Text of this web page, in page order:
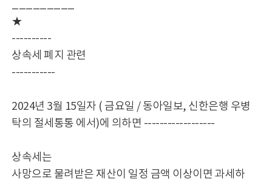
★
----------
상속세 폐지 관련
-----------
2024년 3월 15일자 ( 금요일 / 동아일보, 신한은행 우병
탁의 절세통통 에서)에 의하면 ------------------
상속세는
사망으로 물려받은 재산이 일정 금액 이상이면 과세하